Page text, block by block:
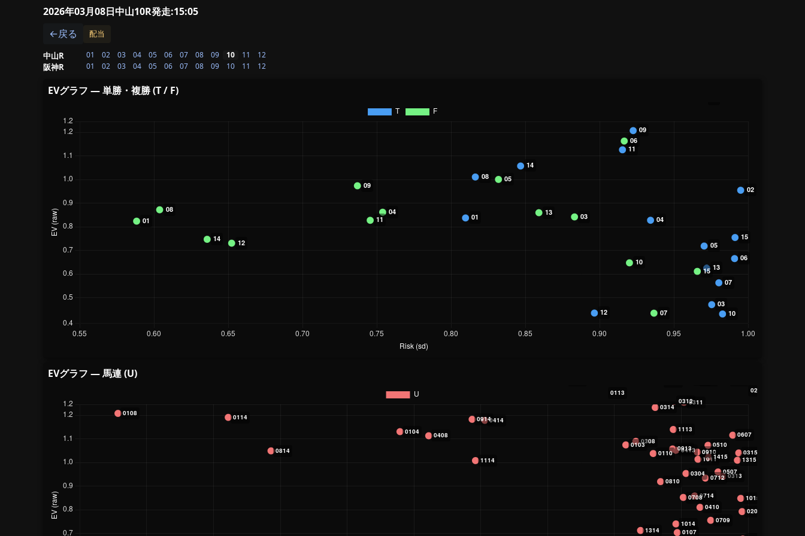
2026年03月08日中山10R発走:15:05
←戻る
配当
中山R 01 02 03 04 05 06 07 08 09 10 11 12
阪神R 01 02 03 04 05 06 07 08 09 10 11 12
EVグラフ — 単勝・複勝 (T / F)
EVグラフ — 馬連 (U)